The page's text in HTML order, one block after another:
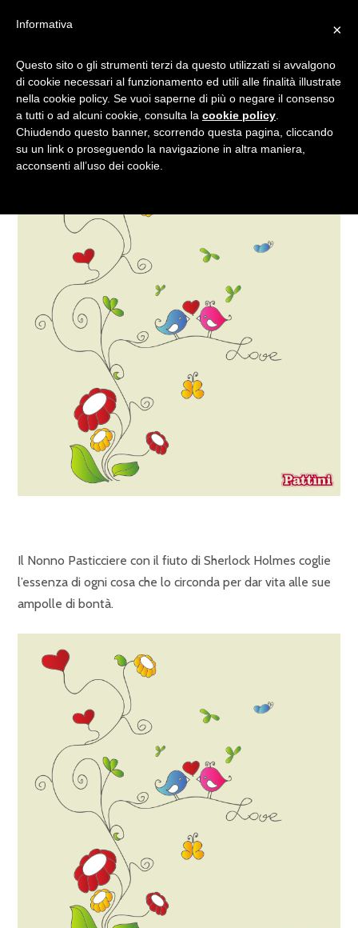
LA COLAZIONE SEGRETA
DEI FIORI
Il Nonno Pasticciere con il fiuto di Sherlock Holmes coglie
l’essenza di ogni cosa che lo circonda per dar vita alle sue
ampolle di bontà.
×
Informativa
Questo sito o gli strumenti terzi da questo utilizzati si avvalgono
di cookie necessari al funzionamento ed utili alle finalità illustrate
nella cookie policy. Se vuoi saperne di più o negare il consenso
a tutti o ad alcuni cookie, consulta la cookie policy
Chiudendo questo banner, scorrendo questa pagina, cliccando
su un link o proseguendo la navigazione in altra maniera,
acconsenti all’uso dei cookie.